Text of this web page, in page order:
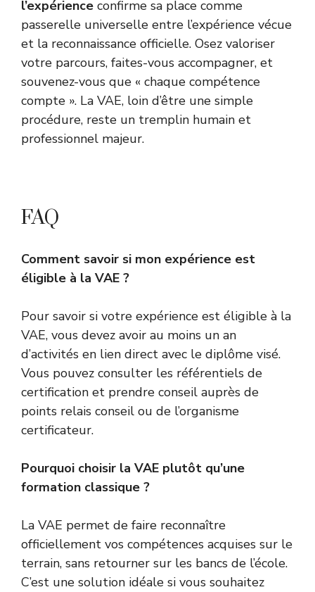
l’expérience confirme sa place comme
passerelle universelle entre l’expérience vécue
et la reconnaissance officielle. Osez valoriser
votre parcours, faites-vous accompagner, et
souvenez-vous que « chaque compétence
compte ». La VAE, loin d’être une simple
procédure, reste un tremplin humain et
professionnel majeur.
FAQ
Comment savoir si mon expérience est
éligible à la VAE ?
Pour savoir si votre expérience est éligible à la
VAE, vous devez avoir au moins un an
d’activités en lien direct avec le diplôme visé.
Vous pouvez consulter les référentiels de
certification et prendre conseil auprès de
points relais conseil ou de l’organisme
certificateur.
Pourquoi choisir la VAE plutôt qu’une
formation classique ?
La VAE permet de faire reconnaître
officiellement vos compétences acquises sur le
terrain, sans retourner sur les bancs de l’école.
C’est une solution idéale si vous souhaitez